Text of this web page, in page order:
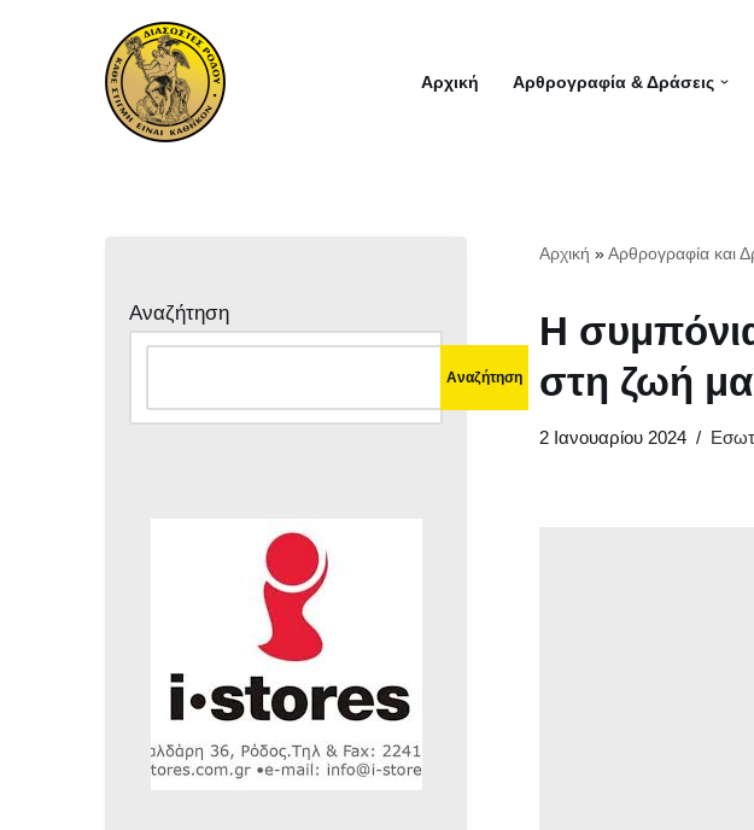
Μεταπηδήστε
περιεχόμενο
Αρχική Αρθρογραφία & Δράσεις
Αναζήτηση
Αναζήτηση
Αρχική »Αρθρογραφία και
Η
στη ζωή
2 Ιανουαρίου 2024